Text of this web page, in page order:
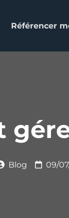
Référencer
Blog 09/